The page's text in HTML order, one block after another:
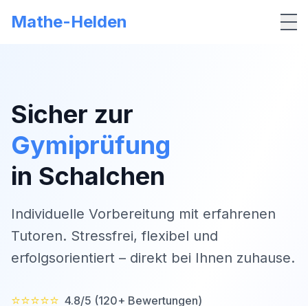
Mathe-Helden
Sicher zur
Gymiprüfung
in Schalchen
Individuelle Vorbereitung mit erfahrenen
Tutoren. Stressfrei, flexibel und
erfolgsorientiert – direkt bei Ihnen zuhause.
⭐⭐⭐⭐⭐ 4.8/5 (120+ Bewertungen)